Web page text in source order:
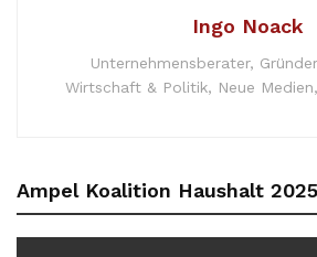
Ingo Noack
Unternehmensberater,
Wirtschaft & Politik, Neue
Ampel Koalition Haushalt 2025